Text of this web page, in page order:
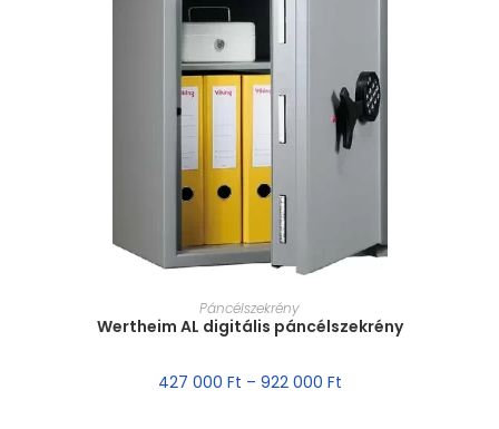
MÉRET VÁLASZTÁSA
Páncélszekrény
Wertheim AL digitális páncélszekrény
427 000 Ft – 922 000 Ft